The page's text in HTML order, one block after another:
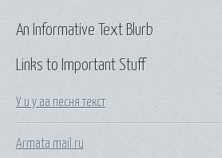
Links to Important Stuff
У и у аа песня текст
Armata mail ru
An Informative Text Blurb